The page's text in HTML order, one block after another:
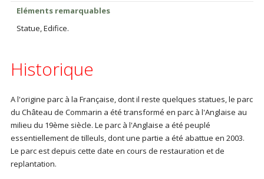
Eléments remarquables
Statue, Edifice.
Historique
A l'origine parc à la Française, dont il reste quelques statues, le parc
du Château de Commarin a été transformé en parc à l'Anglaise au
milieu du 19ème siècle. Le parc à l'Anglaise a été peuplé
essentiellement de tilleuls, dont une partie a été abattue en 2003.
Le parc est depuis cette date en cours de restauration et de
replantation.